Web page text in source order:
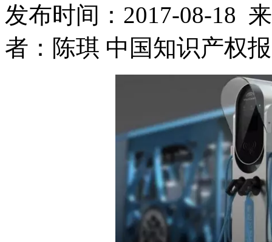
发布时间：2017-08-18
者：陈琪 中国知识产权